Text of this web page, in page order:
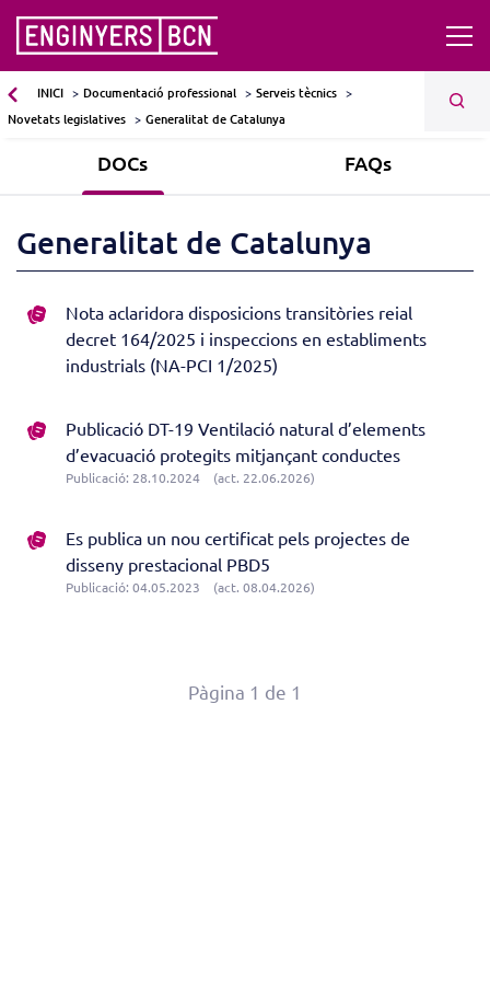
INICI Documentació professional
Serveis tècnics
Novetats legislatives
Generalitat de Catalunya
DOCs FAQs
Generalitat de Catalunya
Nota aclaridora disposicions transitòries reial
decret 164/2025 i inspeccions en establiments
industrials (NA-PCI 1/2025)
Publicació DT-19 Ventilació natural d’elements
d’evacuació protegits mitjançant conductes
Publicació: 28.10.2024 (act. 22.06.2026)
Es publica un nou certificat pels projectes de
disseny prestacional PBD5
Publicació: 04.05.2023 (act. 08.04.2026)
Pàgina 1 de 1